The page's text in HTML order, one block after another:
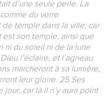
d’une seule perle. La
du verre
temple dans la ville; car
son temple, ainsi que
ni du soleil ni de la lune
l’éclaire, et l’agneau
marcheront à sa lumière,
leur gloire. 25 Ses
car là il n’y aura point